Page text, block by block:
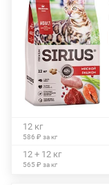
12 кг
586 ₽ за кг
12 + 12 кг
565 ₽ за кг